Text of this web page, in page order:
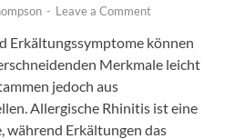
- Leave a Comment
Erkältungssymptome können
Merkmale leicht
jedoch aus
Allergische Rhinitis ist eine
während Erkältungen das